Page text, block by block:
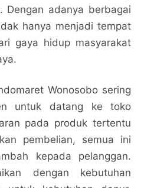
Kritis
ke media lain
Dengan adanya berbagai
hanya menjadi tempat
gaya hidup masyarakat
Wonosobo sering
untuk datang ke toko
pada produk tertentu
pembelian, semua ini
kepada pelanggan.
dengan kebutuhan
Kritis
ke media lain